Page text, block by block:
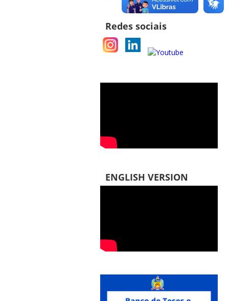
Redes sociais
ENGLISH VERSION